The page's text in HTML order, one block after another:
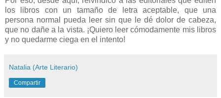
los libros con un tamaño de letra aceptable, que una
persona normal pueda leer sin que le dé dolor de cabeza,
que no dañe a la vista. ¡Quiero leer cómodamente mis libros
y no quedarme ciega en el intento!
Natalia (Arte Literario)
Compartir